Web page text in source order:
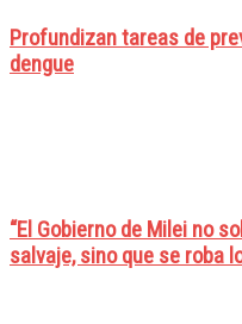
Profundizan tareas de
dengue
“El Gobierno de Milei no
salvaje, sino que se roba